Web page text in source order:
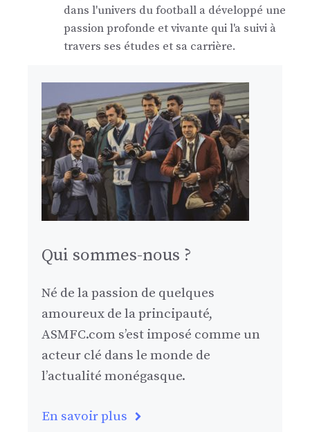
dans l'univers du football a développé une
passion profonde et vivante qui l'a suivi à
travers ses études et sa carrière.
Qui sommes-nous ?
Né de la passion de quelques
amoureux de la principauté,
ASMFC.com s’est imposé comme un
acteur clé dans le monde de
l’actualité monégasque.
En savoir plus